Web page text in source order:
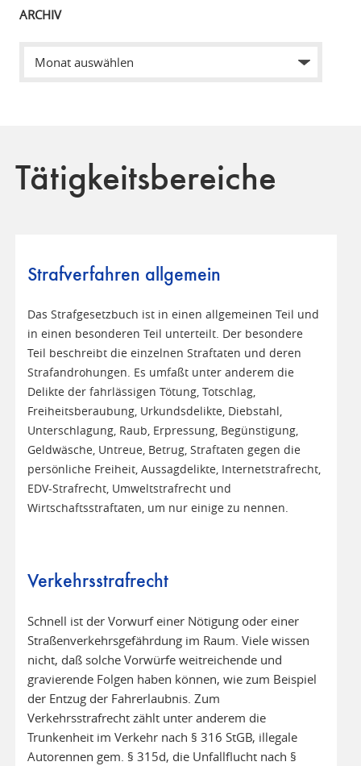
ARCHIV
Tätigkeitsbereiche
Strafverfahren allgemein
Das Strafgesetzbuch ist in einen allgemeinen Teil und
in einen besonderen Teil unterteilt. Der besondere
Teil beschreibt die einzelnen Straftaten und deren
Strafandrohungen. Es umfaßt unter anderem die
Delikte der fahrlässigen Tötung, Totschlag,
Freiheitsberaubung, Urkundsdelikte, Diebstahl,
Unterschlagung, Raub, Erpressung, Begünstigung,
Geldwäsche, Untreue, Betrug, Straftaten gegen die
persönliche Freiheit, Aussagdelikte, Internetstrafrecht,
EDV-Strafrecht, Umweltstrafrecht und
Wirtschaftsstraftaten, um nur einige zu nennen.
Verkehrsstrafrecht
Schnell ist der Vorwurf einer Nötigung oder einer
Straßenverkehrsgefährdung im Raum. Viele wissen
nicht, daß solche Vorwürfe weitreichende und
gravierende Folgen haben können, wie zum Beispiel
der Entzug der Fahrerlaubnis. Zum
Verkehrsstrafrecht zählt unter anderem die
Trunkenheit im Verkehr nach § 316 StGB, illegale
Autorennen gem. § 315d, die Unfallflucht nach §